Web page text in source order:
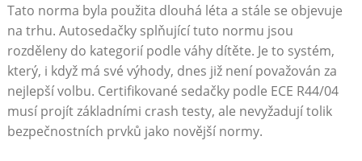
Tato norma byla použita dlouhá léta a stále se objevuje
na trhu. Autosedačky splňující tuto normu jsou
rozděleny do kategorií podle váhy dítěte. Je to systém,
který, i když má své výhody, dnes již není považován za
nejlepší volbu. Certifikované sedačky podle ECE R44/04
musí projít základními crash testy, ale nevyžadují tolik
bezpečnostních prvků jako novější normy.